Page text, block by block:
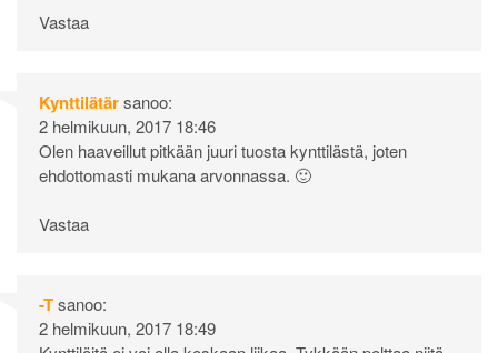
Vastaa
Kynttilätärsanoo:
2 helmikuun, 2017 18:46
Olen haaveillut pitkään juuri tuosta kynttilästä, joten
ehdottomasti mukana arvonnassa. 🙂
Vastaa
-Tsanoo:
2 helmikuun, 2017 18:49